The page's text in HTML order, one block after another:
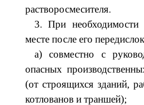
растворосмесителя.
3. При необходимости
месте после его
а) совместно с
опасных
(от строящихся зданий,
котлованов и траншей);